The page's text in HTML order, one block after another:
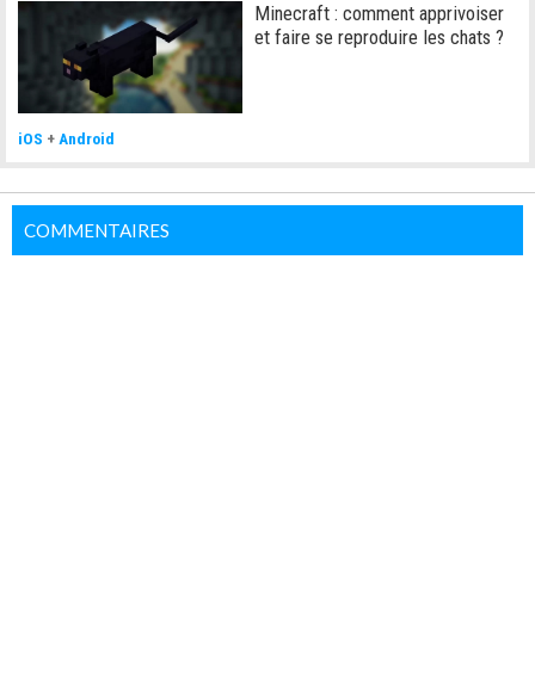
Minecraft : comment apprivoiser
et faire se reproduire les chats ?
iOS + Android
COMMENTAIRES